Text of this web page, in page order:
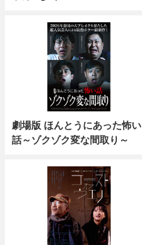
劇場版 ほんとうにあった怖い
話～ゾクゾク変な間取り～